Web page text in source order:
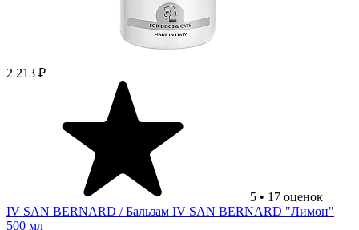
2 213 ₽
5 • 17 оценок
IV SAN BERNARD / Бальзам IV SAN BERNARD "Лимон"
500 мл